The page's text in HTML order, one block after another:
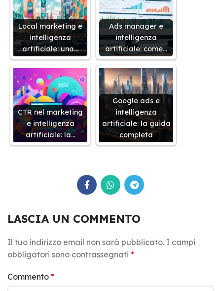
Local marketing e
intelligenza
artificiale: una…
Ads manager e
intelligenza
artificiale: come…
CTR nel marketing
e intelligenza
artificiale: la…
Google ads e
intelligenza
artificiale: la guida
completa
LASCIA UN COMMENTO
Il tuo indirizzo email non sarà pubblicato. I campi
obbligatori sono contrassegnati *
Commento *